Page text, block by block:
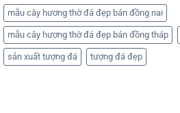
mẫu cây hương thờ đá đẹp bán đồng nai
mẫu cây hương thờ đá đẹp bán đồng tháp
sản xuất tượng đá tượng đá đẹp